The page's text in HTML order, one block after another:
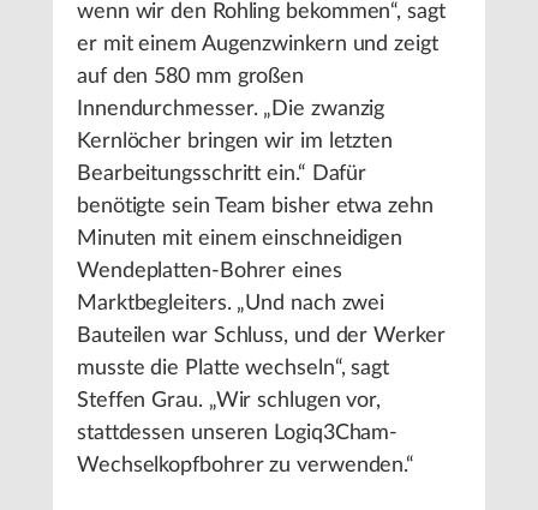
wenn wir den Rohling bekommen“, sagt
er mit einem Augenzwinkern und zeigt
auf den 580 mm großen
Innendurchmesser. „Die zwanzig
Kernlöcher bringen wir im letzten
Bearbeitungsschritt ein.“ Dafür
benötigte sein Team bisher etwa zehn
Minuten mit einem einschneidigen
Wendeplatten-Bohrer eines
Marktbegleiters. „Und nach zwei
Bauteilen war Schluss, und der Werker
musste die Platte wechseln“, sagt
Steffen Grau. „Wir schlugen vor,
stattdessen unseren Logiq3Cham-
Wechselkopfbohrer zu verwenden.“